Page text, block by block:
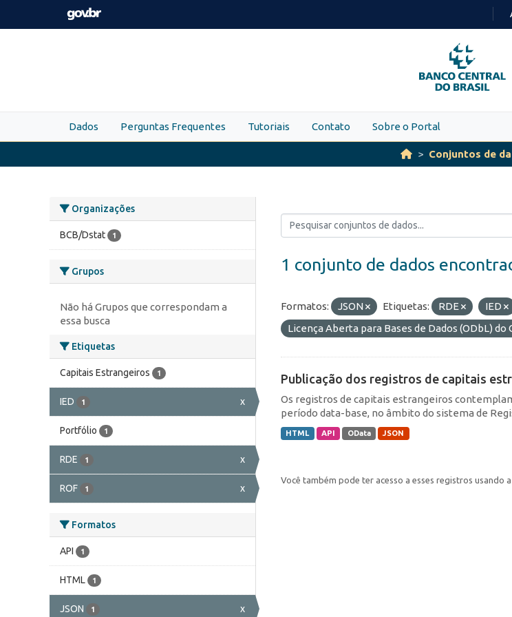
Skip to main content
PARA
O
CONTEÚDO
Dados Perguntas Frequentes Tutoriais Contato Sobre o Portal
Conjuntos de
Organizações
BCB/Dstat 1
Grupos
Não há Grupos que correspondam a
essa busca
Etiquetas
Capitais Estrangeiros 1
IED 1 x
Portfólio 1
RDE 1 x
ROF 1 x
Formatos
API 1
HTML 1
JSON 1 x
1 conjunto de dados
Formatos: JSON Etiquetas: RDE IED
Licença Aberta para Bases de Dados (ODbL)
Publicação dos registros de capitais
Os registros de capitais estrangeiros
período data-base, no âmbito do sistema de
HTML API OData JSON
Você também pode ter acesso a esses registros usando a